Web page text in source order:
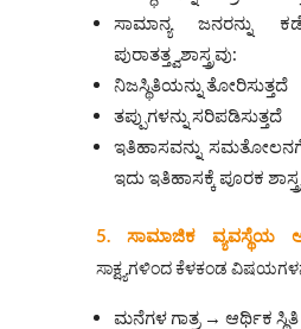
ಸಾಮಾನ್ಯ ಜನರನ್ನು
ಪುರಾತತ್ತ್ವಶಾಸ್ತ್ರವು:
ನಿಜಸ್ಥಿತಿಯನ್ನು ತೋರಿಸುತ್ತದೆ
ತಪ್ಪುಗಳನ್ನು ಸರಿಪಡಿಸುತ್ತದೆ
ಇತಿಹಾಸವನ್ನು
ಇದು ಇತಿಹಾಸಕ್ಕೆ ಪೂರಕ
5. ಸಾಮಾಜಿಕ
ಸಾಕ್ಷ್ಯಗಳಿಂದ ಕೆಳಕಂಡ
ಮನೆಗಳ ಗಾತ್ರ → ಆರ್ಥಿಕ ಸ್ಥಿತಿ